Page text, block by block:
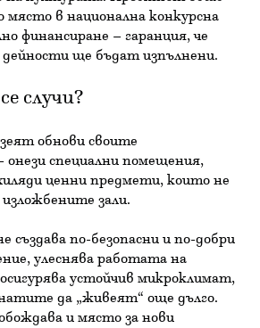
място в национална конкурсна
финансиране – гаранция, че
дейности ще бъдат изпълнени.
случи?
обнови своите
онези специални помещения,
ценни предмети, които не
зали.
създава по-безопасни и по-добри
улеснява работата на
устойчив микроклимат,
да „живеят“ още дълго.
и място за нови